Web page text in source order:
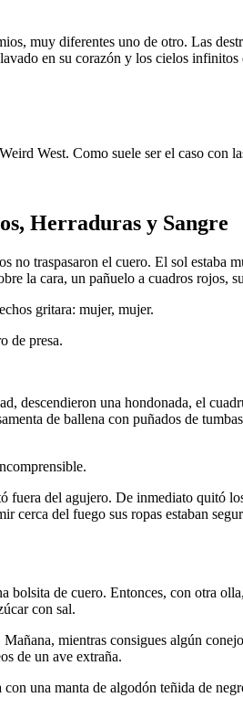
muy diferentes uno de otro. Las
en su corazón y los cielos infinitos
West. Como suele ser el caso con
Herraduras y Sangre
no traspasaron el cuero. El sol estaba
la cara, un pañuelo a cuadros rojos,
gritara: mujer, mujer.
de presa.
descendieron una hondonada, el
de ballena con puñados de
del agujero. De inmediato quitó
del fuego sus ropas estaban
de cuero. Entonces, con otra
con sal.
mientras consigues algún
de un ave extraña.
una manta de algodón teñida de